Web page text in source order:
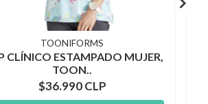
TOONIFORMS
CLÍNICO ESTAMPADO MUJER,
TOON..
$36.990 CLP